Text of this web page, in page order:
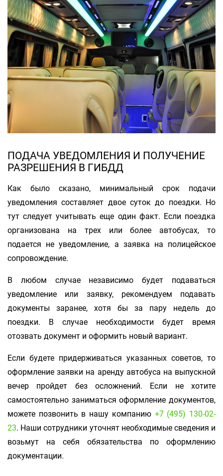
ПОДАЧА УВЕДОМЛЕНИЯ И ПОЛУЧЕНИЕ
РАЗРЕШЕНИЯ В ГИБДД
Как было сказано, минимальный срок подачи
уведомления составляет двое суток до поездки. Но
тут следует учитывать еще один факт. Если поездка
организована на трех или более автобусах, то
подается не уведомление, а заявка на полицейское
сопровождение.
В любом случае независимо будет подаваться
уведомление или заявку, рекомендуем подавать
документы заранее, хотя бы за пару недель до
поездки. В случае необходимости будет время
отозвать документ и оформить новый вариант.
Если будете придерживаться указанных советов, то
оформление заявки на аренду автобуса на выпускной
вечер пройдет без осложнений. Если не хотите
самостоятельно заниматься оформление документов,
можете позвонить в нашу компанию +7 (495) 130-02-
23. Наши сотрудники уточнят необходимые сведения и
возьмут на себя обязательства по оформлению
документации.